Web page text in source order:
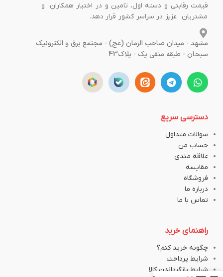
قیمت رقابتی و دسته اول، تامین و در اختیار همکاران و
مشتریان عزیز در سراسر کشور قرار دهد.
مشهد - میدان صاحب الزمان (عج) - مجتمع برق و الکترونیک
سبحان - طبقه منفی یک - پلاک43
دسترسی سریع
سوالات متداول
حساب من
علاقه مندی
مقایسه
فروشگاه
درباره ما
تماس با ما
راهنمای خرید
چگونه خرید کنم؟
شرایط پرداخت
شرایط بازگرداندن کالا